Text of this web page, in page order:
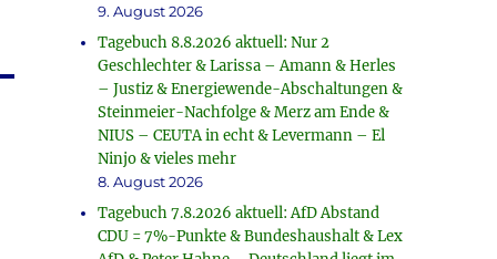
9. August 2026
Tagebuch 8.8.2026 aktuell: Nur 2
Geschlechter & Larissa – Amann & Herles
– Justiz & Energiewende-Abschaltungen &
Steinmeier-Nachfolge & Merz am Ende &
NIUS – CEUTA in echt & Levermann – El
Ninjo & vieles mehr
8. August 2026
Tagebuch 7.8.2026 aktuell: AfD Abstand
CDU = 7%-Punkte & Bundeshaushalt & Lex